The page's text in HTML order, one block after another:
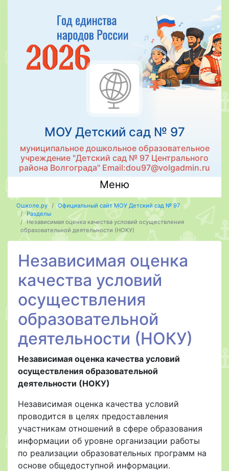
МОУ Детский сад № 97
муниципальное дошкольное образовательное
учреждение "Детский сад № 97 Центрального
района Волгограда" Email:dou97@volgadmin.ru
Меню
Ошколе.ру
Официальный сайт МОУ Детский сад № 97
Разделы
Независимая оценка качества условий осуществления
образовательной деятельности (НОКУ)
Независимая оценка
качества условий
осуществления
образовательной
деятельности (НОКУ)
Независимая оценка качества условий
осуществления образовательной
деятельности (НОКУ)
Независимая оценка качества условий
проводится в целях предоставления
участникам отношений в сфере образования
информации об уровне организации работы
по реализации образовательных программ на
основе общедоступной информации.